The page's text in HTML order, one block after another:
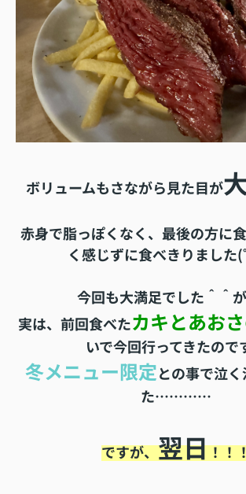
ボリュームもさながら見た目が
赤身で脂っぽくなく、最後の方に
く感じずに食べきりました
今回も大満足でした＾＾
実は、前回食べたカキとあおさ
いで今回行ってきたので
冬メニュー限定との事で泣
た…………
ですが、翌日！！